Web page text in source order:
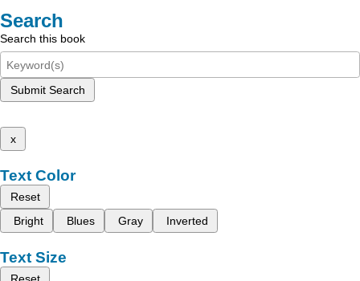
Search
Search this book
Submit Search
x
Text Color
Reset
Bright
Blues Gray Inverted
Text Size